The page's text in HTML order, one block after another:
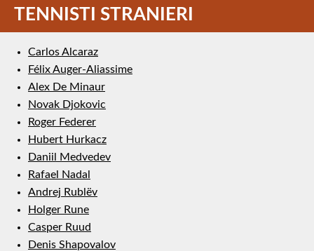
TENNISTI STRANIERI
Carlos Alcaraz
Félix Auger-Aliassime
Alex De Minaur
Novak Djokovic
Roger Federer
Hubert Hurkacz
Daniil Medvedev
Rafael Nadal
Andrej Rublëv
Holger Rune
Casper Ruud
Denis Shapovalov